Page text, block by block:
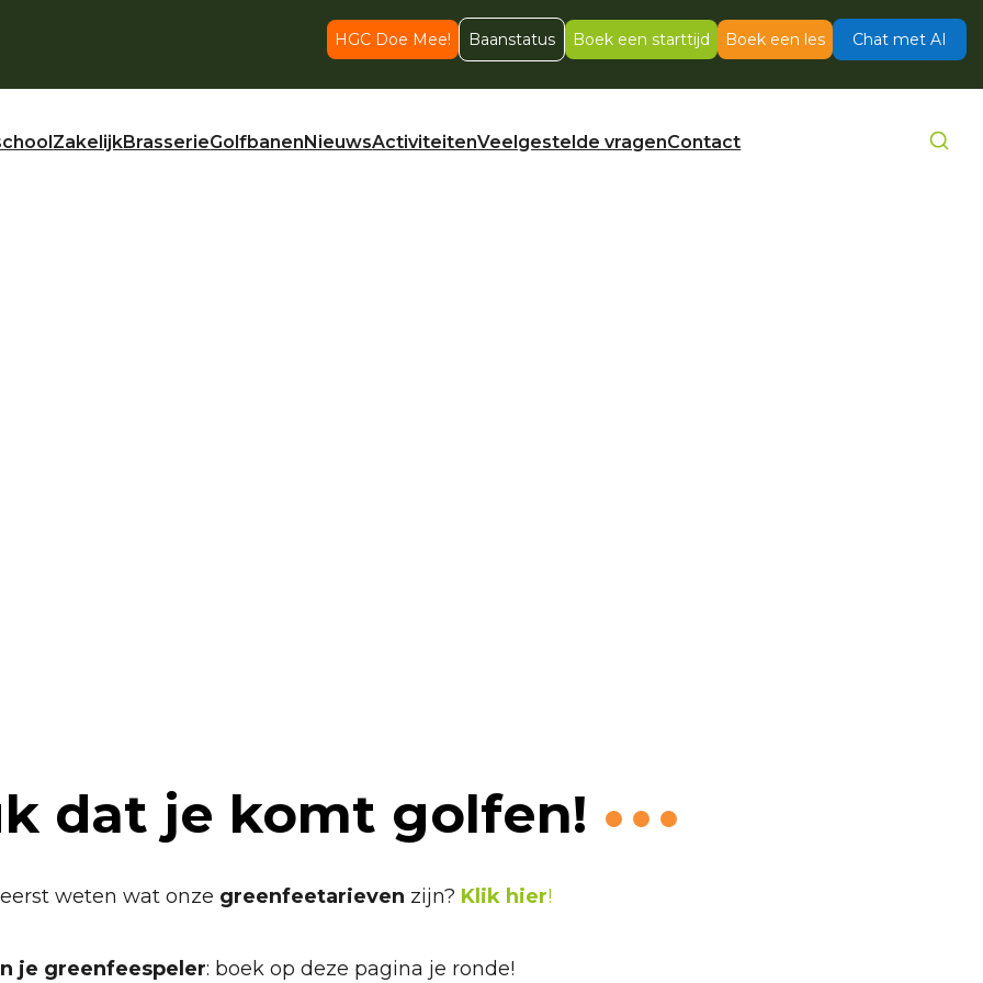
HGC Doe Mee! Baanstatus Boek een starttijd Boek een les Chat met AI
ZakelijkBrasserieGolfbanenNieuwsActiviteitenVeelgestelde vragenContact
dat je komt golfen!
weten wat onze greenfeetarieven zijn? Klik hier!
je greenfeespeler: boek op deze pagina je ronde!